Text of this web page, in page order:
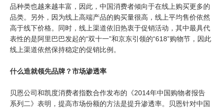
品种类也越来越丰富，因此，中国消费者倾向于在线上购买更多的
品类。另外，因为线上高端产品的购买量很高，线上平均售价依然
高于线下价格。同时，线上渠道依旧热衷于促销活动，其中最具代
表性的是阿里巴巴发起的“双十一”和京东引领的“618”购物节，因此
线上渠道依然保持稳定的促销比例。
什么造就领先品牌？市场渗透率
贝恩公司和凯度消费者指数合作发布的《2014年中国购物者报告
系列二》表明，提高市场份额的方法是提升渗透率。贝恩针对中国